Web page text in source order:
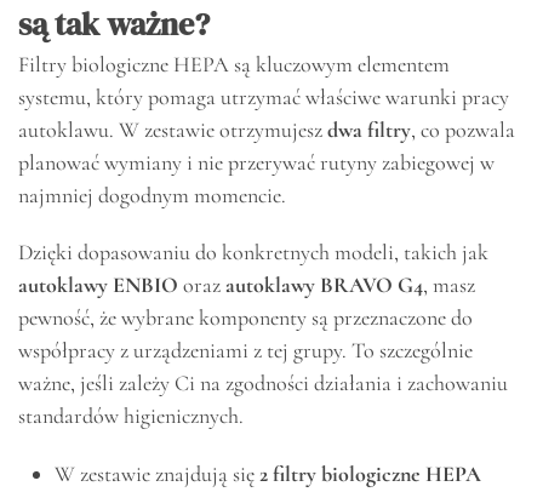
są tak ważne?
Filtry biologiczne HEPA są kluczowym elementem
systemu, który pomaga utrzymać właściwe warunki pracy
autoklawu. W zestawie otrzymujeszdwa filtry, co pozwala
planować wymiany i nie przerywać rutyny zabiegowej w
najmniej dogodnym momencie.
Dzięki dopasowaniu do konkretnych modeli, takich jak
autoklawy ENBIO orazautoklawy BRAVO G4, masz
pewność, że wybrane komponenty są przeznaczone do
współpracy z urządzeniami z tej grupy. To szczególnie
ważne, jeśli zależy Ci na zgodności działania i zachowaniu
standardów higienicznych.
W zestawie znajdują się2 filtry biologiczne HEPA